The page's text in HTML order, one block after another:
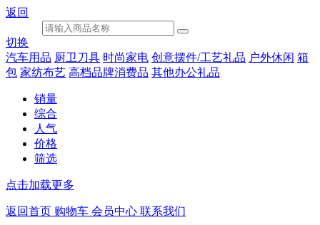
返回
切换
汽车用品 厨卫刀具 时尚家电 创意摆件/工艺礼品 户外休闲 箱
包 家纺布艺 高档品牌消费品 其他办公礼品
销量
综合
人气
价格
筛选
点击加载更多
返回首页 购物车 会员中心 联系我们